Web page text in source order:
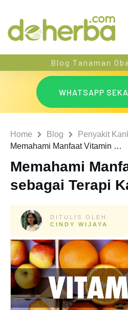
Blog Tanaman
WHATSAPP
Home Blog
Penyakit
Memahami Manfaat Vitamin C sebagai Terapi Kanker
Memahami
sebagai Terapi
DITULIS OLEH:
CINDY WIJAYA